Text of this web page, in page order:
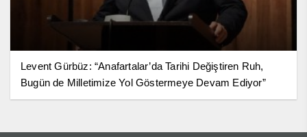
Levent Gürbüz: “Anafartalar’da Tarihi Değiştiren Ruh,
Bugün de Milletimize Yol Göstermeye Devam Ediyor”